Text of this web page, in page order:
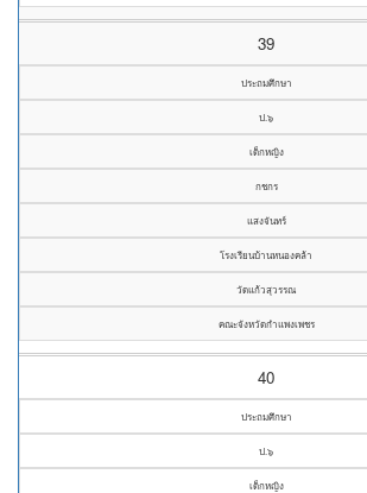
39
ประถมศึกษา
ป.๖
เด็กหญิง
กชกร
แสงจันทร์
โรงเรียนบ้านหนองคล้า
วัดแก้วสุวรรณ
คณะจังหวัดกำแพงเพชร
40
ประถมศึกษา
ป.๖
เด็กหญิง